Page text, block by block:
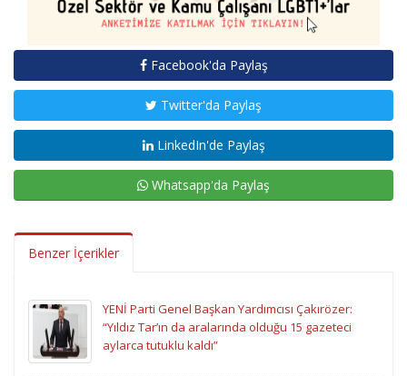
Facebook'da Paylaş
Twitter'da Paylaş
LinkedIn'de Paylaş
Whatsapp'da Paylaş
Benzer İçerikler
YENİ Parti Genel Başkan Yardımcısı Çakırözer:
“Yıldız Tar’ın da aralarında olduğu 15 gazeteci
aylarca tutuklu kaldı”